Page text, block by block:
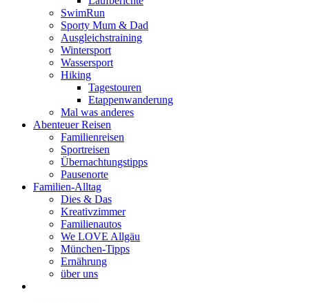
SwimRun
Sporty Mum & Dad
Ausgleichstraining
Wintersport
Wassersport
Hiking
Tagestouren
Etappenwanderung
Mal was anderes
Abenteuer Reisen
Familienreisen
Sportreisen
Übernachtungstipps
Pausenorte
Familien-Alltag
Dies & Das
Kreativzimmer
Familienautos
We LOVE Allgäu
München-Tipps
Ernährung
über uns